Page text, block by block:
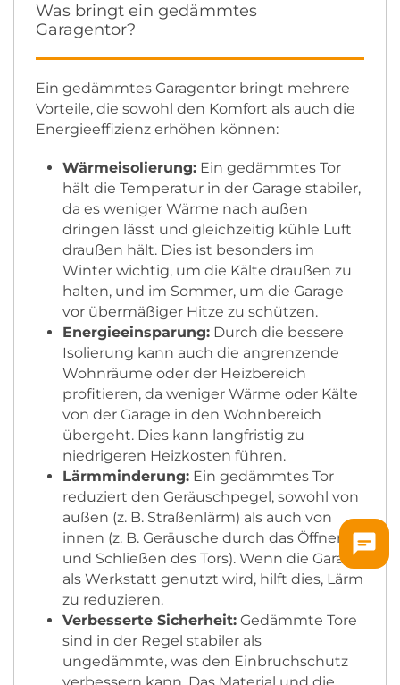
Was bringt ein gedämmtes
Garagentor?
Ein gedämmtes Garagentor bringt mehrere
Vorteile, die sowohl den Komfort als auch die
Energieeffizienz erhöhen können:
Wärmeisolierung: Ein gedämmtes Tor
hält die Temperatur in der Garage stabiler,
da es weniger Wärme nach außen
dringen lässt und gleichzeitig kühle Luft
draußen hält. Dies ist besonders im
Winter wichtig, um die Kälte draußen zu
halten, und im Sommer, um die Garage
vor übermäßiger Hitze zu schützen.
Energieeinsparung: Durch die bessere
Isolierung kann auch die angrenzende
Wohnräume oder der Heizbereich
profitieren, da weniger Wärme oder Kälte
von der Garage in den Wohnbereich
übergeht. Dies kann langfristig zu
niedrigeren Heizkosten führen.
Lärmminderung: Ein gedämmtes Tor
reduziert den Geräuschpegel, sowohl von
außen (z. B. Straßenlärm) als auch von
innen (z. B. Geräusche durch das Öffnen
und Schließen des Tors). Wenn die Garage
als Werkstatt genutzt wird, hilft dies, Lärm
zu reduzieren.
Verbesserte Sicherheit: Gedämmte Tore
sind in der Regel stabiler als
ungedämmte, was den Einbruchschutz